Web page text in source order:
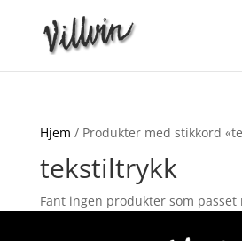
Hjem / Produkter med stikkord
tekstiltrykk
Fant ingen produkter som passet